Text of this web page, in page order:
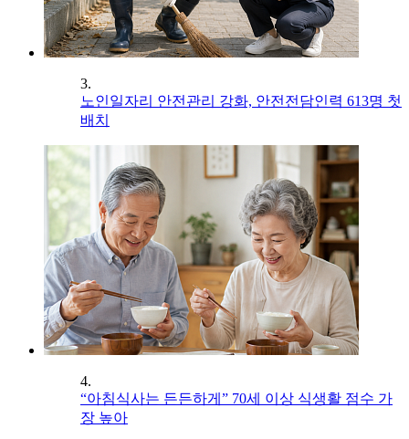
3.
노인일자리 안전관리 강화, 안전전담인력 613명 첫
배치
4.
“아침식사는 든든하게” 70세 이상 식생활 점수 가
장 높아